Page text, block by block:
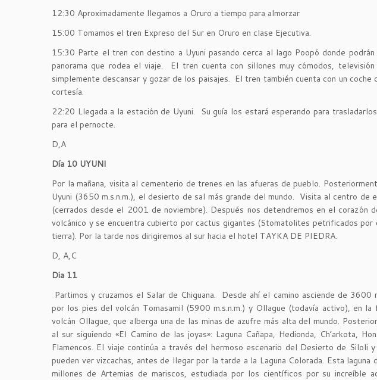
12:30 Aproximadamente llegamos a Oruro a tiempo para almorzar
15:00 Tomamos el tren Expreso del Sur en Oruro en clase Ejecutiva.
15:30 Parte el tren con destino a Uyuni pasando cerca al lago Poopó donde
panorama que rodea el viaje. El tren cuenta con sillones muy cómodos,
simplemente descansar y gozar de los paisajes. El tren también cuenta con un coche
cortesía.
22:20 Llegada a la estación de Uyuni. Su guía los estará esperando para
para el pernocte.
D,A
Día 10 UYUNI
Por la mañana, visita al cementerio de trenes en las afueras de pueblo.
Uyuni (3650 m.s.n.m.), el desierto de sal más grande del mundo. Visita al centro
(cerrados desde el 2001 de noviembre). Después nos detendremos en el corazón
volcánico y se encuentra cubierto por cactus gigantes (Stomatolites petrificados por
tierra). Por la tarde nos dirigiremos al sur hacia el hotel TAYKA DE PIEDRA.
D, A,C
Dia 11
Partimos y cruzamos el Salar de Chiguana. Desde ahí el camino asciende de
por los pies del volcán Tomasamil (5900 m.s.n.m.) y Ollague (todavía activo), en
volcán Ollague, que alberga una de las minas de azufre más alta del mundo.
al sur siguiendo «El Camino de las joyas»: Laguna Cañapa, Hedionda, Ch’arkota,
Flamencos. El viaje continúa a través del hermoso escenario del Desierto de Siloli
pueden ver vizcachas, antes de llegar por la tarde a la Laguna Colorada. Esta
millones de Artemias de mariscos, estudiada por los científicos por su increíble